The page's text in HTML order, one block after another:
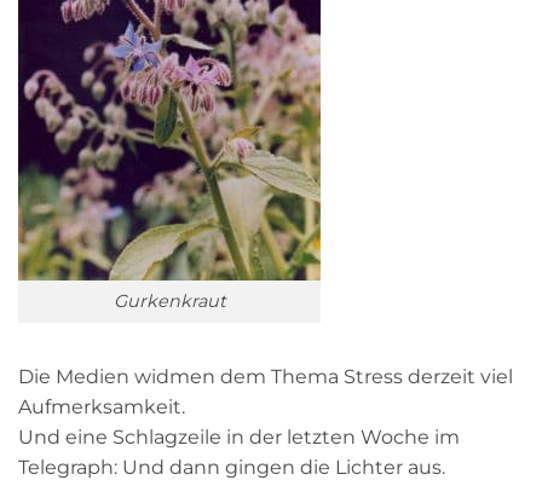
Gurkenkraut
Die Medien widmen dem Thema Stress derzeit viel
Aufmerksamkeit.
Und eine Schlagzeile in der letzten Woche im
Telegraph: Und dann gingen die Lichter aus.